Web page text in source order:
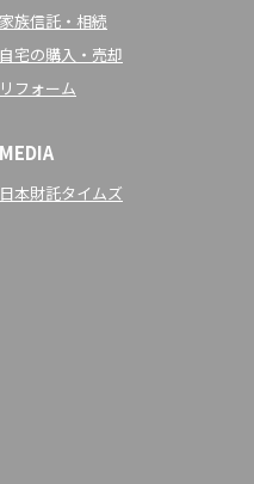
家族信託・相続
自宅の購入・売却
リフォーム
MEDIA
日本財託タイムズ